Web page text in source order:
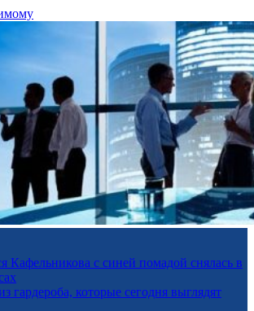
Кафельникова с синей помадой снялась в
гардероба, которые сегодня выглядят